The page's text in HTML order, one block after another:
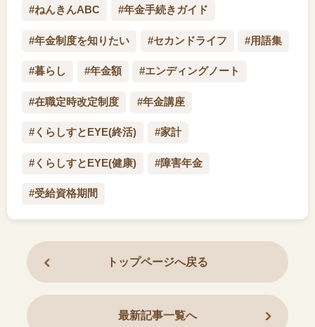
#ねんきんABC #年金手続きガイド
#年金制度を知りたい #セカンドライフ #用語集
#暮らし #年金額 #エンディングノート
#在職定時改定制度 #年金講座
#くらしすとEYE(終活) #家計
#くらしすとEYE(健康) #障害年金
#受給資格期間
トップページへ戻る
最新記事一覧へ